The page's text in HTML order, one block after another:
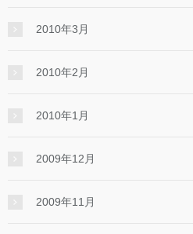
2010年3月
2010年2月
2010年1月
2009年12月
2009年11月